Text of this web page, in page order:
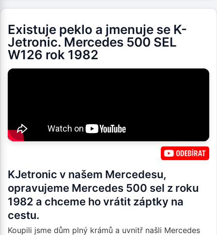
Existuje peklo a jmenuje se K-
Jetronic. Mercedes 500 SEL
W126 rok 1982
KJetronic v našem Mercedesu,
opravujeme Mercedes 500 sel z roku
1982 a chceme ho vrátit záptky na
cestu.
Koupili jsme dům plný krámů a uvnitř našli Mercedes